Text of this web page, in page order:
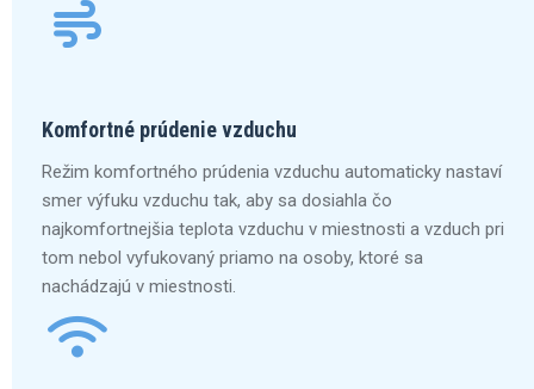
Komfortné prúdenie vzduchu
Režim komfortného prúdenia vzduchu automaticky nastaví
smer výfuku vzduchu tak, aby sa dosiahla čo
najkomfortnejšia teplota vzduchu v miestnosti a vzduch pri
tom nebol vyfukovaný priamo na osoby, ktoré sa
nachádzajú v miestnosti.